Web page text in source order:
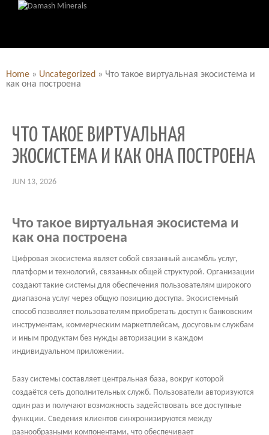
Home » Uncategorized » Что такое виртуальная экосистема и
как она построена
ЧТО ТАКОЕ ВИРТУАЛЬНАЯ
ЭКОСИСТЕМА И КАК ОНА ПОСТРОЕНА
JUN 13, 2026
Что такое виртуальная экосистема и
как она построена
Цифровая экосистема являет собой связанный ансамбль услуг,
платформ и технологий, связанных общей структурой. Организации
создают такие системы для обеспечения пользователям широкого
диапазона услуг через общую позицию доступа. Экосистемный
способ позволяет пользователям приобретать доступ к банковским
инструментам, коммерческим маркетплейсам, досуговым службам
и иным продуктам без нужды авторизации в каждом
индивидуальном приложении.
Базу системы составляет центральная база, вокруг которой
создаётся сеть дополнительных служб. Пользователи авторизуются
один раз и получают возможность задействовать все доступные
функции. Сведения клиентов синхронизируются между
разнообразными компонентами, что обеспечивает